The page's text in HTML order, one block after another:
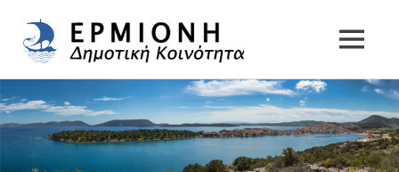
to
content
Δημοτική
Κοινότητα
Ερμιόνης
MENU